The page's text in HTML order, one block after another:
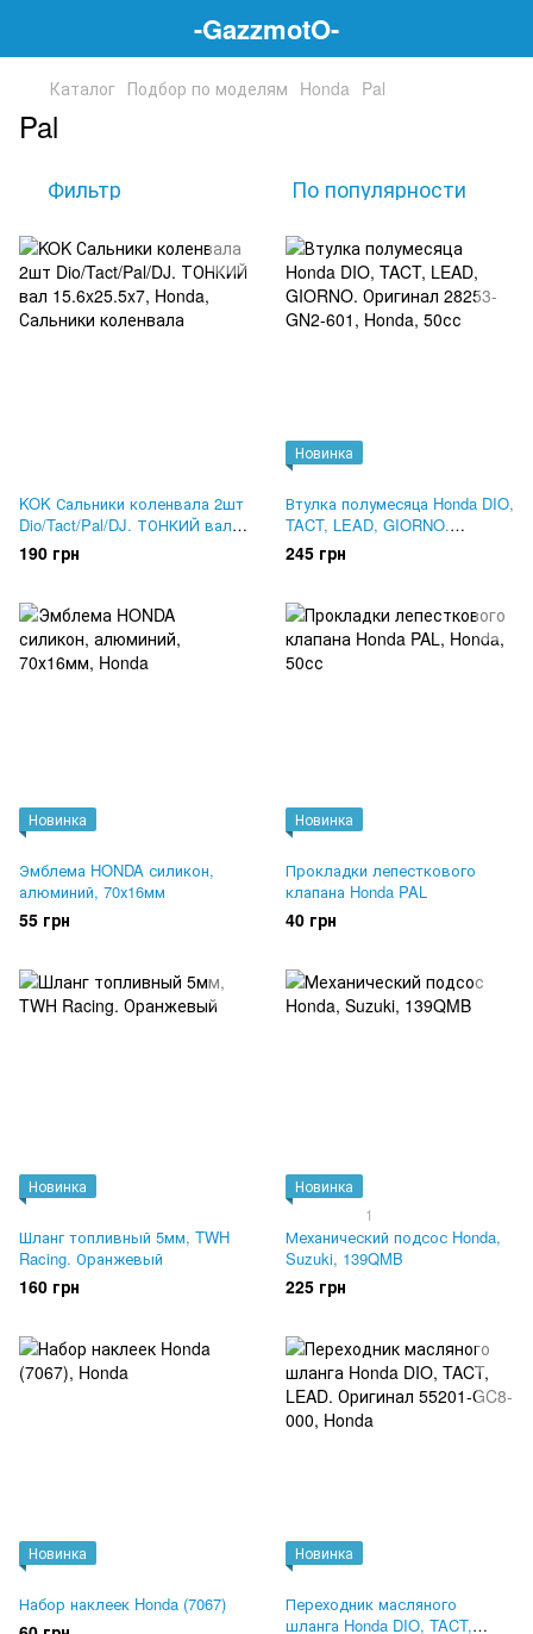
-GazzmotO-
Каталог Подбор по моделям Honda Pal
Pal
Фильтр По популярности
KOK Сальники коленвала 2шт
Dio/Tact/Pal/DJ. ТОНКИЙ вал
15.6x25.5x7
190 грн
Новинка
Втулка полумесяца Honda DIO,
TACT, LEAD, GIORNO.
Оригинал 28253-GN2-601
245 грн
Новинка
Эмблема HONDA силикон,
алюминий, 70х16мм
55 грн
Новинка
Прокладки лепесткового
клапана Honda PAL
40 грн
Новинка
Шланг топливный 5мм, TWH
Racing. Оранжевый
160 грн
Новинка
1
Механический подсос Honda,
Suzuki, 139QMB
225 грн
Новинка
Набор наклеек Honda (7067)
Новинка
Переходник масляного
шланга Honda DIO, TACT,